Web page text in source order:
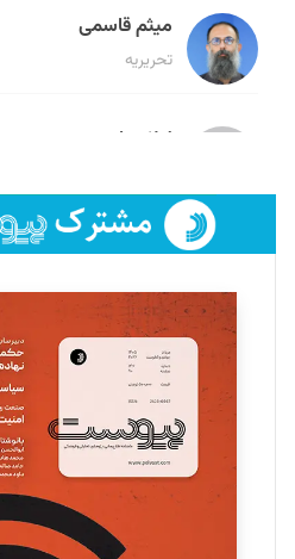
میثم قاسمی
تحریریه
لیلا حنارود
فائزه فتحی رستمی
تحریریه
سروش کرمیان
تحریریه
مینا پاکدل